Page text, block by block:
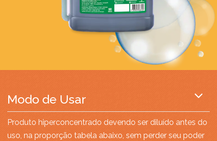
Modo de Usar
Produto hiperconcentrado devendo ser diluído antes do
uso, na proporção tabela abaixo, sem perder seu poder